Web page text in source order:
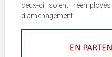
ceux-ci soient
d'aménagement.